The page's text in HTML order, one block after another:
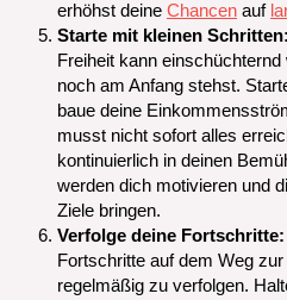
erhöhst deine Chancen auf
Starte mit kleinen Schritten:
Freiheit kann
noch am Anfang stehst.
baue deine
musst nicht sofort alles
kontinuierlich in deinen
werden dich motivieren und
Ziele bringen.
Verfolge deine Fortschritte:
Fortschritte auf dem Weg
regelmäßig zu verfolgen.